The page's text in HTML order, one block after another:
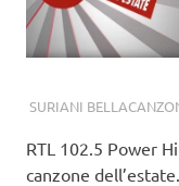
SURIANI
RTL 102.5 Power
canzone